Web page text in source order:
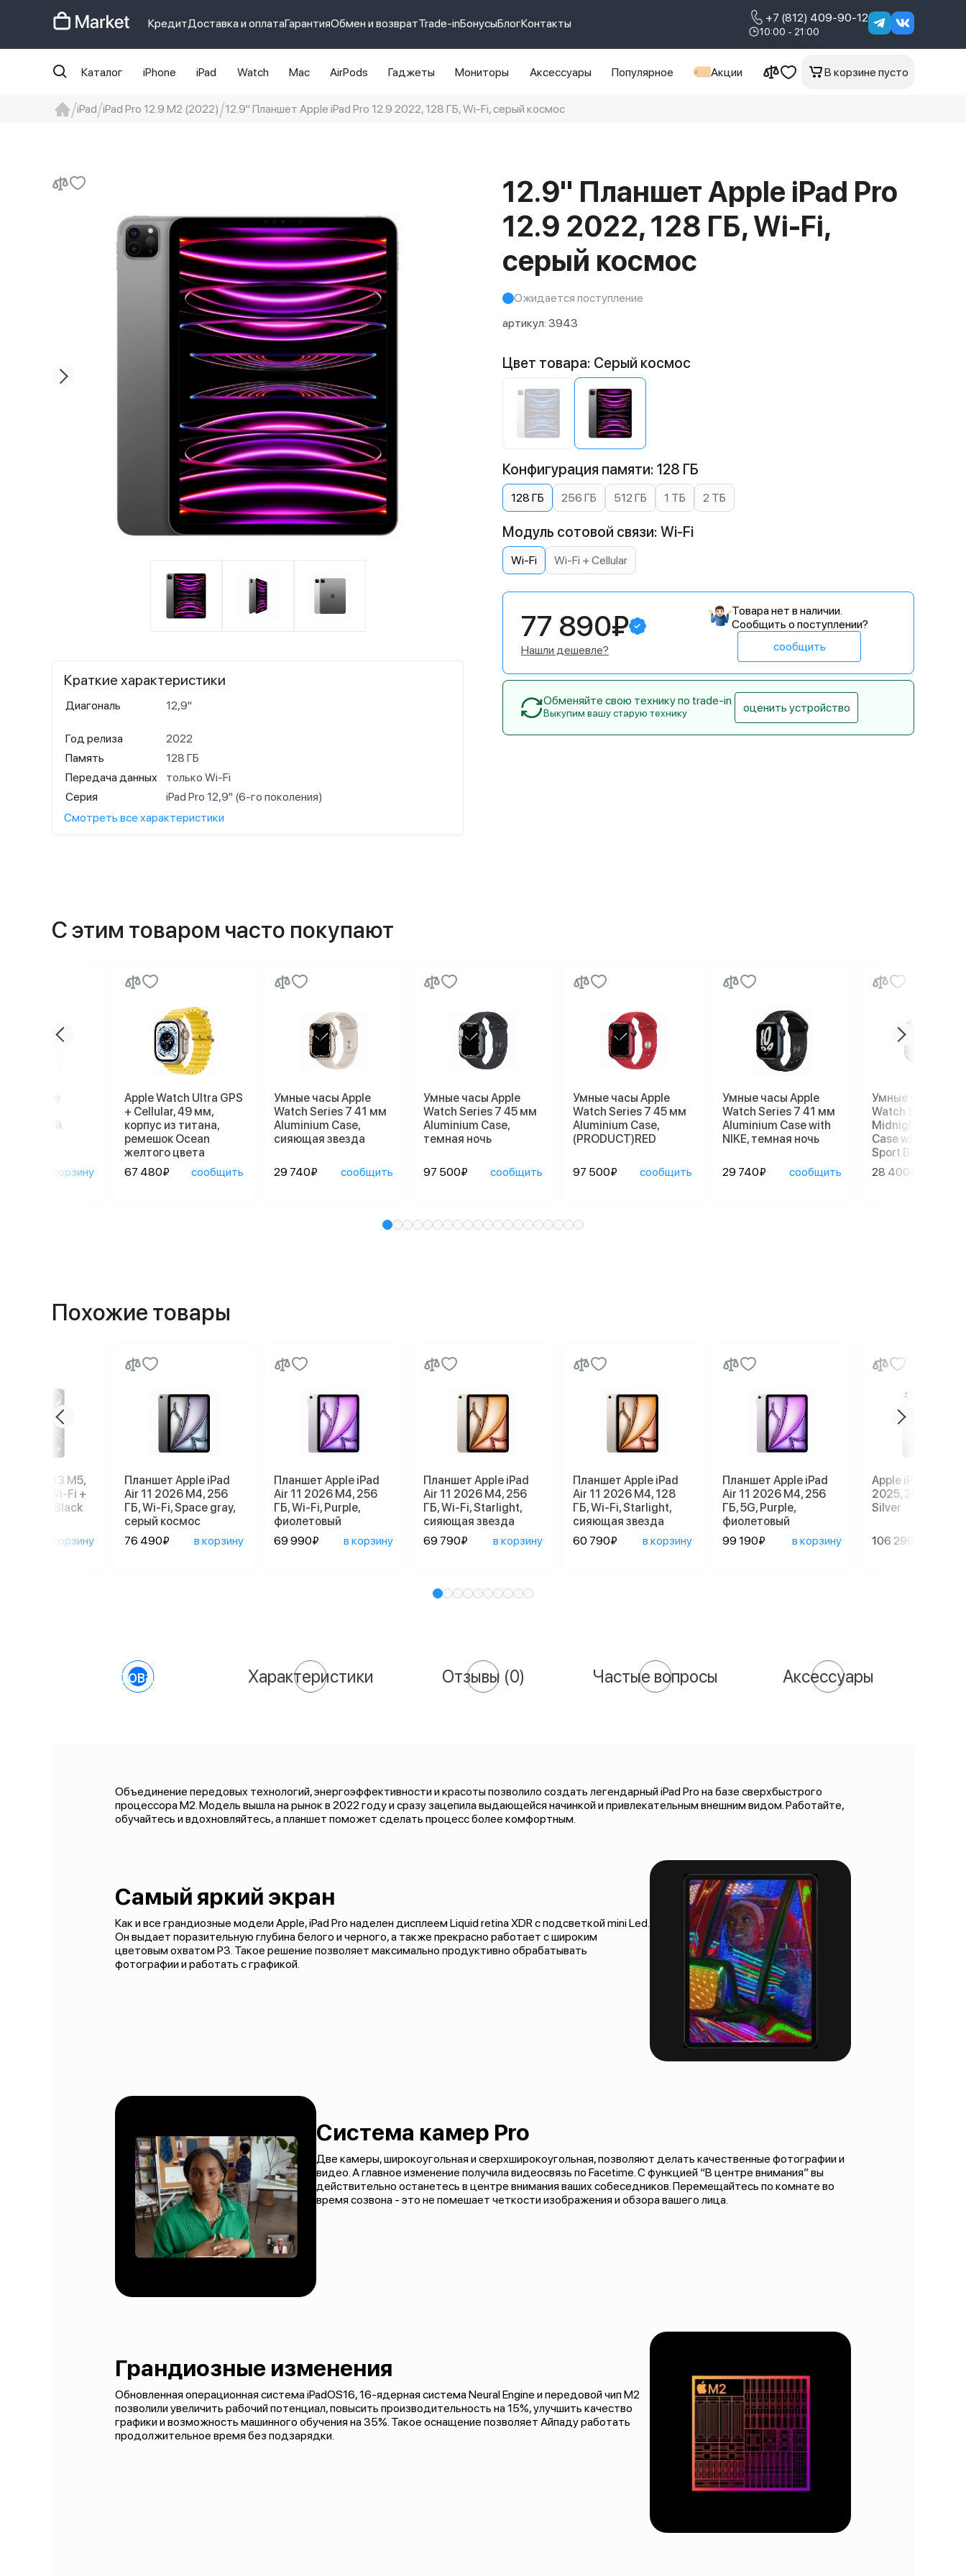
КредитДоставка и оплатаГарантияОбмен и возвратTrade-inБонусыБлогКонтакты +7 (812) 409-90-12
10:00 - 21:00
Каталог iPhone iPad Watch Mac AirPods Гаджеты Мониторы Аксессуары Популярное Акции В корзине пусто
iPad iPad Pro 12.9 M2 (2022) 12.9" Планшет Apple iPad Pro 12.9 2022, 128 ГБ, Wi-Fi, серый космос
12.9" Планшет Apple iPad Pro
12.9 2022, 128 ГБ, Wi-Fi,
серый космос
Ожидается поступление
артикул: 3943
Краткие характеристики
Диагональ 12,9"
Год релиза
2022
Память
128 ГБ
Передача данных
только Wi-Fi
Серия
iPad Pro 12,9" (6-го поколения)
Смотреть все характеристики
Цвет товара: Серый космос
Конфигурация памяти: 128 ГБ
128 ГБ 256 ГБ 512 ГБ 1 ТБ 2 ТБ
Модуль сотовой связи: Wi-Fi
Wi-Fi Wi-Fi + Cellular
77 890₽
Нашли дешевле?
Товара нет в наличии.
Сообщить о поступлении?
сообщить
Обменяйте свою технику по trade-in
Выкупим вашу старую технику оценить устройство
С этим товаром часто покупают
Apple
белый
в корзину
Apple Watch Ultra GPS
+ Cellular, 49 мм,
корпус из титана,
ремешок Ocean
желтого цвета
67 480₽
сообщить
Умные часы Apple
Watch Series 7 41 мм
Aluminium Case,
сияющая звезда
29 740₽ сообщить
Умные часы Apple
Watch Series 7 45 мм
Aluminium Case,
темная ночь
97 500₽ сообщить
Умные часы Apple
Watch Series 7 45 мм
Aluminium Case,
(PRODUCT)RED
97 500₽ сообщить
Умные часы Apple
Watch Series 7 41 мм
Aluminium Case with
NIKE, темная ночь
29 740₽ сообщить
Умные часы
Watch Series 8
Midnight
Case with
Sport Band
28 400₽
Похожие товары
iPad Pro 13 M5,
512 GB, Wi-Fi +
Space Black
в корзину
Планшет Apple iPad
Air 11 2026 M4, 256
ГБ, Wi-Fi, Space gray,
серый космос
76 490₽
в корзину
Планшет Apple iPad
Air 11 2026 M4, 256
ГБ, Wi-Fi, Purple,
фиолетовый
69 990₽
в корзину
Планшет Apple iPad
Air 11 2026 M4, 256
ГБ, Wi-Fi, Starlight,
сияющая звезда
69 790₽
в корзину
Планшет Apple iPad
Air 11 2026 M4, 128
ГБ, Wi-Fi, Starlight,
сияющая звезда
60 790₽
в корзину
Планшет Apple iPad
Air 11 2026 M4, 256
ГБ, 5G, Purple,
фиолетовый
99 190₽
в корзину
Apple iPad Pro 13
2025, 256 GB,
Silver
106 290₽
О товаре Характеристики Отзывы (0) Частые вопросы Аксессуары
Объединение передовых технологий, энергоэффективности и красоты позволило создать легендарный iPad Pro на базе сверхбыстрого
процессора M2. Модель вышла на рынок в 2022 году и сразу зацепила выдающейся начинкой и привлекательным внешним видом. Работайте,
обучайтесь и вдохновляйтесь, а планшет поможет сделать процесс более комфортным.
Самый яркий экран
Как и все грандиозные модели Apple, iPad Pro наделен дисплеем Liquid retina XDR c подсветкой mini Led.
Он выдает поразительную глубина белого и черного, а также прекрасно работает с широким
цветовым охватом P3. Такое решение позволяет максимально продуктивно обрабатывать
фотографии и работать с графикой.
Система камер Pro
Две камеры, широкоугольная и сверхширокоугольная, позволяют делать качественные фотографии и
видео. А главное изменение получила видеосвязь по Facetime. С функцией “В центре внимания” вы
действительно останетесь в центре внимания ваших собеседников. Перемещайтесь по комнате во
время созвона - это не помешает четкости изображения и обзора вашего лица.
Грандиозные изменения
Обновленная операционная система iPadOS16, 16-ядерная система Neural Engine и передовой чип M2
позволили увеличить рабочий потенциал, повысить производительность на 15%, улучшить качество
графики и возможность машинного обучения на 35%. Такое оснащение позволяет Айпаду работать
продолжительное время без подзарядки.